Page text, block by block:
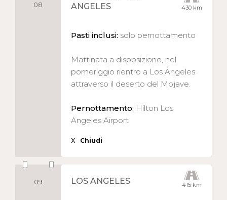
08 430 km
ANGELES
Pasti inclusi: solo pernottamento
Mattinata a disposizione, nel
pomeriggio rientro a Los Angeles
attraverso il deserto del Mojave.
Pernottamento: Hilton Los
Angeles Airport
X Chiudi
09 415 km
LOS ANGELES